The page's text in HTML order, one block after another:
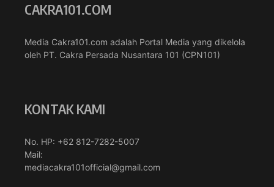
CAKRA101.COM
Media Cakra101.com adalah Portal Media yang dikelola
oleh PT. Cakra Persada Nusantara 101 (CPN101)
KONTAK KAMI
No. HP: +62 812-7282-5007
Mail:
mediacakra101official@gmail.com